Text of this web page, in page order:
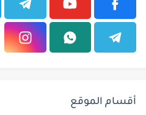
أقسام الموقع